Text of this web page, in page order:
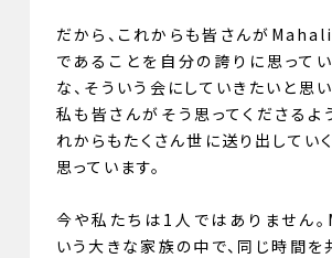
だから、これからも皆さんが
であることを自分の誇りに思って
な、そういう会にしていきたいと思い
私も皆さんがそう思ってくださるよ
れからもたくさん世に送り出してい
思っています。
今や私たちは1人ではありません
いう大きな家族の中で、同じ時間を